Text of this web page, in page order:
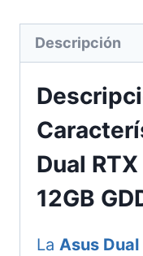
Descripción
Dual
12GB
La Asus